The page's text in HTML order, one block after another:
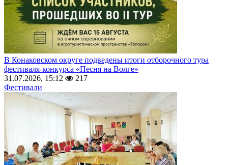
В Конаковском округе подведены итоги отборочного тура
фестиваля-конкурса «Песня на Волге»
31.07.2026, 15:12
217
Фестивали